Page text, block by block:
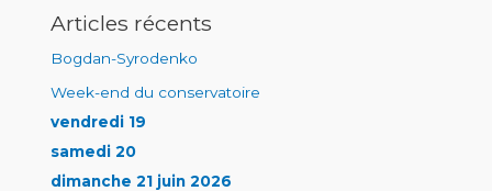
Articles récents
Bogdan-Syrodenko
Week-end du conservatoire
vendredi 19
samedi 20
dimanche 21 juin 2026